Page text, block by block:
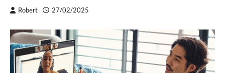
Robert 27/02/2025